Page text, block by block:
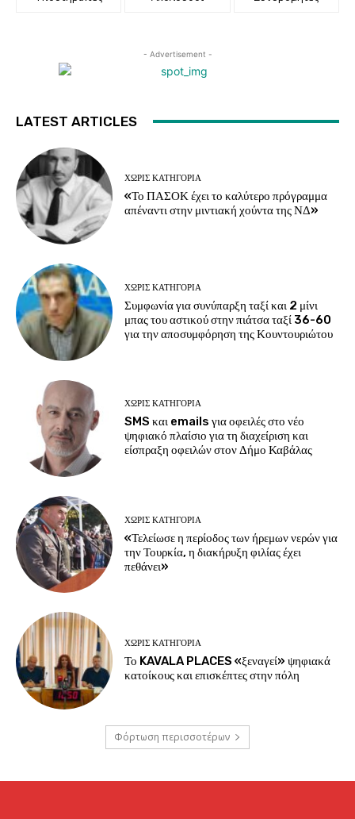
- Advertisement -
LATEST ARTICLES
ΧΩΡΊΣ ΚΑΤΗΓΟΡΊΑ
«Το ΠΑΣΟΚ έχει το καλύτερο πρόγραμμα
απέναντι στην μιντιακή χούντα της ΝΔ»
ΧΩΡΊΣ ΚΑΤΗΓΟΡΊΑ
Συμφωνία για συνύπαρξη ταξί και 2 μίνι
μπας του αστικού στην πιάτσα ταξί 36-60
για την αποσυμφόρηση της Κουντουριώτου
ΧΩΡΊΣ ΚΑΤΗΓΟΡΊΑ
SMS και emails για οφειλές στο νέο
ψηφιακό πλαίσιο για τη διαχείριση και
είσπραξη οφειλών στον Δήμο Καβάλας
ΧΩΡΊΣ ΚΑΤΗΓΟΡΊΑ
«Τελείωσε η περίοδος των ήρεμων νερών για
την Τουρκία, η διακήρυξη φιλίας έχει
πεθάνει»
ΧΩΡΊΣ ΚΑΤΗΓΟΡΊΑ
Το KAVALA PLACES «ξεναγεί» ψηφιακά
κατοίκους και επισκέπτες στην πόλη
Φόρτωση περισσοτέρων